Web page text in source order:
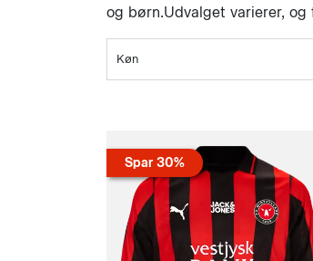
og børn.Udvalget varierer,
Køn
Spar 30%